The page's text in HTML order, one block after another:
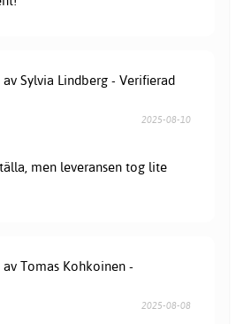
av Sylvia Lindberg - Verifierad
2025-08-10
men leveransen tog lite
av Tomas Kohkoinen -
2025-08-08